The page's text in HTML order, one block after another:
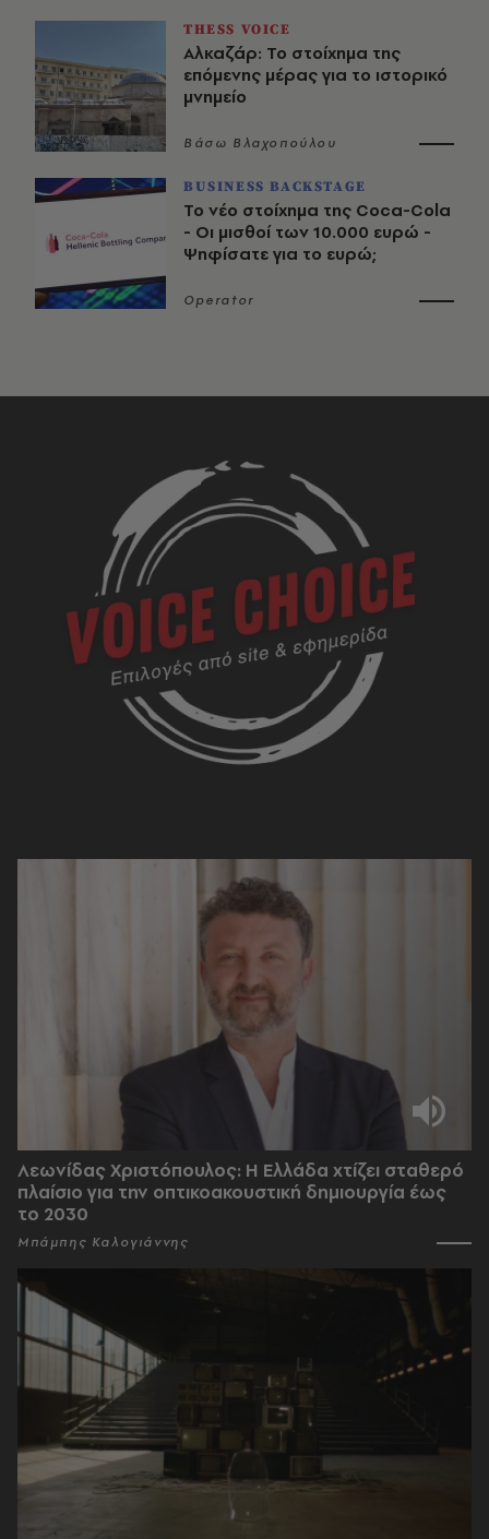
THESS VOICE
Αλκαζάρ: Το στοίχημα της
επόμενης μέρας για το ιστορικό
μνημείο
Βάσω Βλαχοπούλου
BUSINESS BACKSTAGE
Το νέο στοίχημα της Coca-Cola
- Οι μισθοί των 10.000 ευρώ -
Ψηφίσατε για το ευρώ;
Operator
Λεωνίδας Χριστόπουλος: Η Ελλάδα χτίζει σταθερό
πλαίσιο για την οπτικοακουστική δημιουργία έως
το 2030
Μπάμπης Καλογιάννης